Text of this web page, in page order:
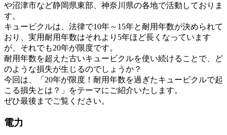
や沼津市など静岡県東部、神奈川県の各地で活動しておりま
す。
キュービクルは、法律で10年～15年と耐用年数が決められて
おり、実用耐用年数はそれより5年ほど長くなっています
が、それでも20年が限度です。
耐用年数を超えた古いキュービクルを使い続けることで、ど
のような損失が生じるのでしょうか？
今回は、「20年が限度！耐用年数を過ぎたキュービクルで起
こる損失とは？」をテーマにご紹介いたします。
ぜひ最後までご覧ください。
電力